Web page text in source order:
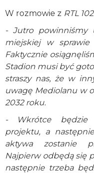
W rozmowie z RTL
- Jutro powinniśmy
miejskiej w sprawie
Faktycznie
Stadion musi być
straszy nas, że w
uwagę Mediolanu w
2032 roku.
- Wkrótce będzie
projektu, a
aktywa zostanie
Najpierw odbędą się
następnie trzeba